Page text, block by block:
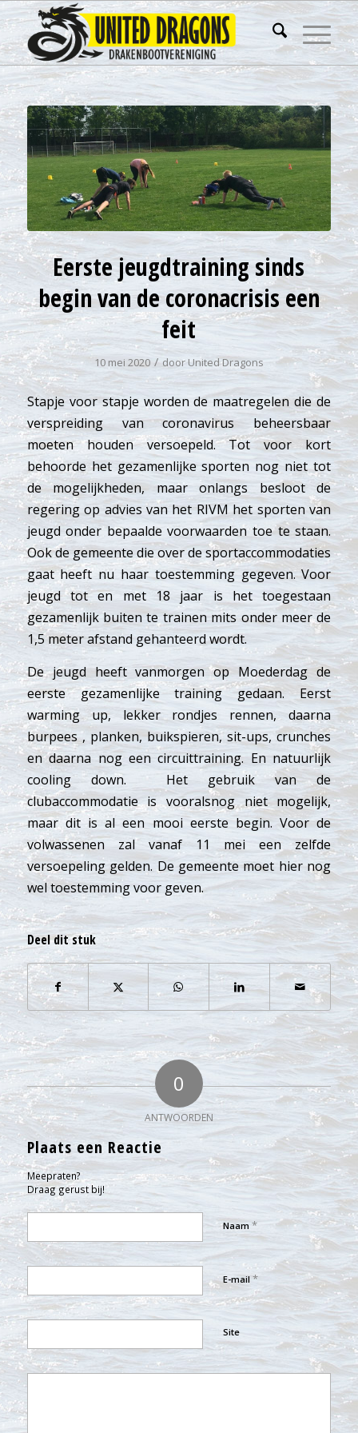
Eerste jeugdtraining sinds
begin van de coronacrisis een
feit
10 mei 2020 / doorUnited Dragons
Stapje voor stapje worden de maatregelen die de
verspreiding van coronavirus beheersbaar
moeten houden versoepeld. Tot voor kort
behoorde het gezamenlijke sporten nog niet tot
de mogelijkheden, maar onlangs besloot de
regering op advies van het RIVM het sporten van
jeugd onder bepaalde voorwaarden toe te staan.
Ook de gemeente die over de sportaccommodaties
gaat heeft nu haar toestemming gegeven. Voor
jeugd tot en met 18 jaar is het toegestaan
gezamenlijk buiten te trainen mits onder meer de
1,5 meter afstand gehanteerd wordt.
De jeugd heeft vanmorgen op Moederdag de
eerste gezamenlijke training gedaan. Eerst
warming up, lekker rondjes rennen, daarna
burpees , planken, buikspieren, sit-ups, crunches
en daarna nog een circuittraining. En natuurlijk
cooling down. Het gebruik van de
clubaccommodatie is vooralsnog niet mogelijk,
maar dit is al een mooi eerste begin.Voor de
volwassenen zal vanaf 11 mei een zelfde
versoepeling gelden. De gemeente moet hier nog
wel toestemming voor geven.
Deel dit stuk
0
ANTWOORDEN
Plaats een Reactie
Meepraten?
Draag gerust bij!
Naam *
E-mail *
Site